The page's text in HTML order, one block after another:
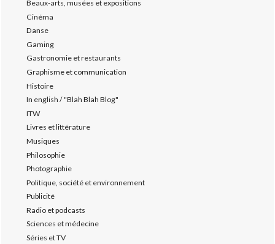
Beaux-arts, musées et expositions
Cinéma
Danse
Gaming
Gastronomie et restaurants
Graphisme et communication
Histoire
In english / "Blah Blah Blog"
ITW
Livres et littérature
Musiques
Philosophie
Photographie
Politique, société et environnement
Publicité
Radio et podcasts
Sciences et médecine
Séries et TV